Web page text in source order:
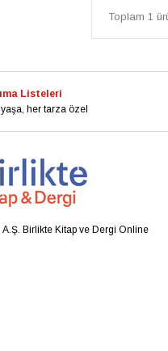
Toplam 1
Listeleri
her tarza özel
A.Ş. Birlikte Kitap ve Dergi Online